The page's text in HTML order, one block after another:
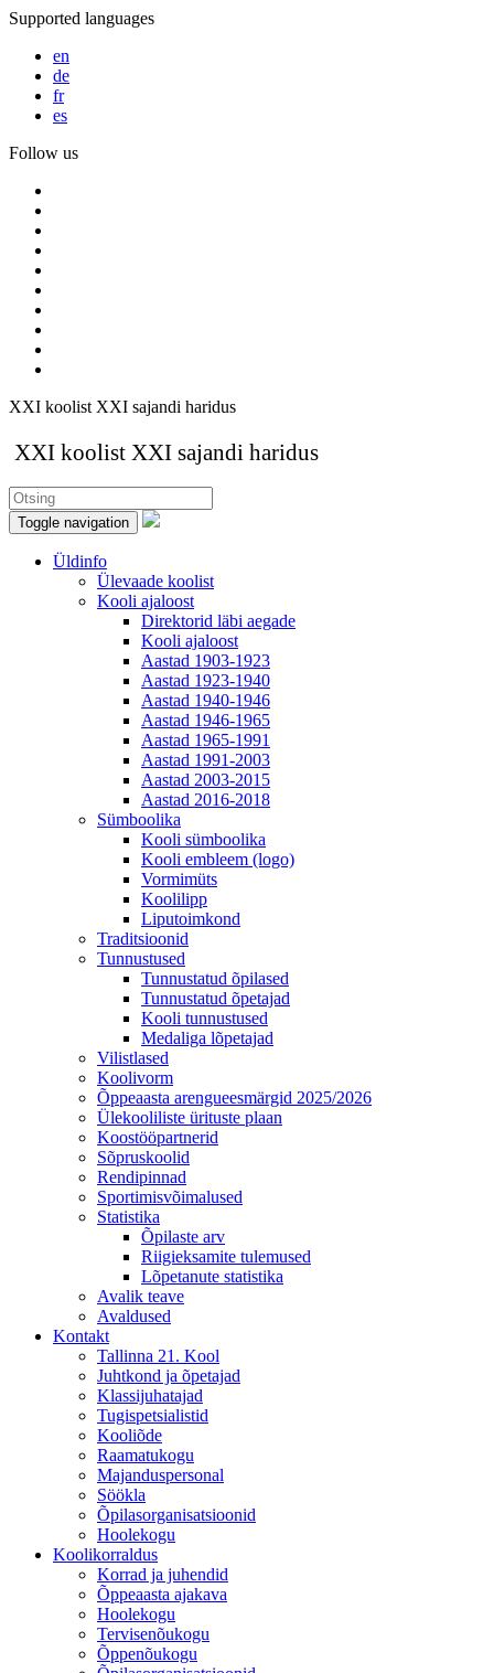
Supported languages
en
de
fr
es
Follow us
XXI koolist XXI sajandi haridus
XXI koolist XXI sajandi haridus
Toggle navigation
Üldinfo
Ülevaade koolist
Kooli ajaloost
Direktorid läbi aegade
Kooli ajaloost
Aastad 1903-1923
Aastad 1923-1940
Aastad 1940-1946
Aastad 1946-1965
Aastad 1965-1991
Aastad 1991-2003
Aastad 2003-2015
Aastad 2016-2018
Sümboolika
Kooli sümboolika
Kooli embleem (logo)
Vormimüts
Koolilipp
Liputoimkond
Traditsioonid
Tunnustused
Tunnustatud õpilased
Tunnustatud õpetajad
Kooli tunnustused
Medaliga lõpetajad
Vilistlased
Koolivorm
Õppeaasta arengueesmärgid 2025/2026
Ülekooliliste ürituste plaan
Koostööpartnerid
Sõpruskoolid
Rendipinnad
Sportimisvõimalused
Statistika
Õpilaste arv
Riigieksamite tulemused
Lõpetanute statistika
Avalik teave
Avaldused
Kontakt
Tallinna 21. Kool
Juhtkond ja õpetajad
Klassijuhatajad
Tugispetsialistid
Kooliõde
Raamatukogu
Majanduspersonal
Söökla
Õpilasorganisatsioonid
Hoolekogu
Koolikorraldus
Korrad ja juhendid
Õppeaasta ajakava
Hoolekogu
Tervisenõukogu
Õppenõukogu